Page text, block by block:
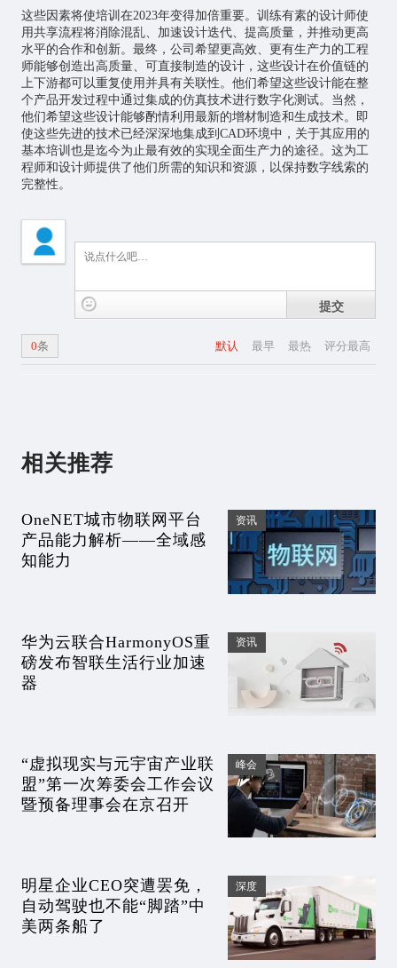
这些因素将使培训在2023年变得加倍重要。训练有素的设计师使
用共享流程将消除混乱、加速设计迭代、提高质量，并推动更高
水平的合作和创新。最终，公司希望更高效、更有生产力的工程
师能够创造出高质量、可直接制造的设计，这些设计在价值链的
上下游都可以重复使用并具有关联性。他们希望这些设计能在整
个产品开发过程中通过集成的仿真技术进行数字化测试。当然，
他们希望这些设计能够酌情利用最新的增材制造和生成技术。即
使这些先进的技术已经深深地集成到CAD环境中，关于其应用的
基本培训也是迄今为止最有效的实现全面生产力的途径。这为工
程师和设计师提供了他们所需的知识和资源，以保持数字线索的
完整性。
提交
默认 最早 最热 评分最高
0条
相关推荐
OneNET城市物联网平台
产品能力解析——全域感
知能力
资讯
华为云联合HarmonyOS重
磅发布智联生活行业加速
器
资讯
“虚拟现实与元宇宙产业联
盟”第一次筹委会工作会议
暨预备理事会在京召开
峰会
明星企业CEO突遭罢免，
自动驾驶也不能“脚踏”中
美两条船了
深度